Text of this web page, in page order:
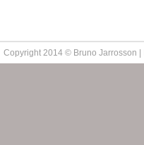
Copyright 2014 © Bruno Jarrosson |